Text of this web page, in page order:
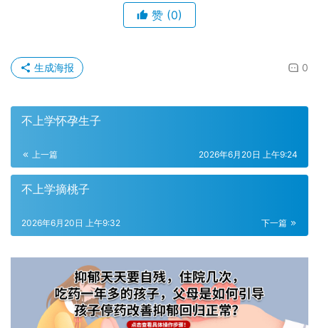
赞 (0)
0
生成海报
不上学怀孕生子
上一篇 2026年6月20日 上午9:24
不上学摘桃子
下一篇
2026年6月20日 上午9:32